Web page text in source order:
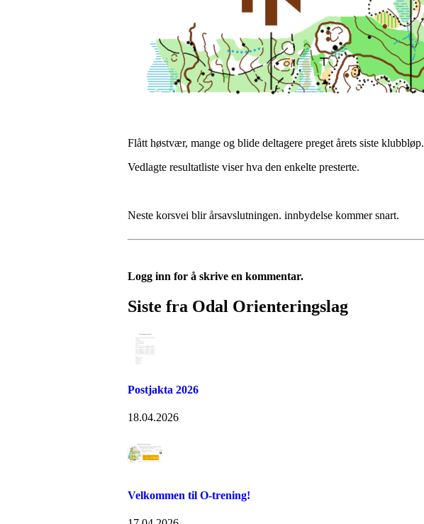
Flått høstvær, mange og blide deltagere preget årets siste klubbløp.
Vedlagte resultatliste viser hva den enkelte presterte.
Neste korsvei blir årsavslutningen. innbydelse kommer snart.
Logg inn for å skrive en kommentar.
Siste fra Odal Orienteringslag
Postjakta 2026
18.04.2026
Velkommen til O-trening!